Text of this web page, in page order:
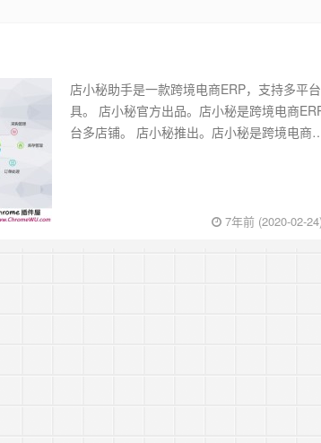
店小秘助手是一款跨境电商ERP，支持多平
具。 店小秘官方出品。店小秘是跨境电商
台多店铺。 店小秘推出。店小秘是跨境电
7年前 (2020-02-